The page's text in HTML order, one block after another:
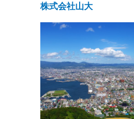
株式会社山大